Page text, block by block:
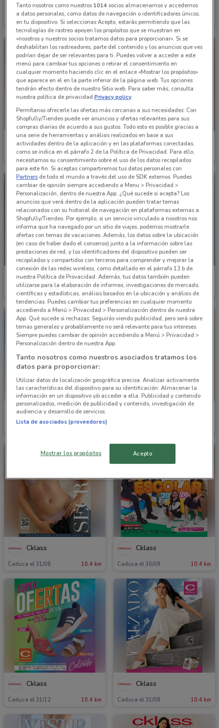
Cklass
Caduca el 31/08 10.4 km
Cklass
Caduca el 31/12
Cklass
Caduca el 31/08 10.4 km
PRÓXIMAMENTE
Cklass
Inicio 01/12 10.4 km
PRÓXIMAMENTE
Price Shoes
Inicio 01/09 4.2 km
PRÓXIMAMENTE
Price Shoes
Inicio 01/09 4.2 km
Cklass
Cklass
Caduca el 31/08 10.4 km
Cklass
Caduca el 30/09 10.4 km
Cklass
Caduca el 31/12 10.4 km
Cklass
Caduca el 31/08 10.4 km
Tanto nosotros como nuestros 1014socios almacenamos y accedemos
a datos personales, como datos de navegación o identificadores únicos,
en tu dispositivo. Si seleccionas Acepto, estarás permitiendo que las
tecnologías de rastreo apoyen los propósitos que se muestran en
«nosotros y nuestros socios tratamos datos para proporcionar». Si se
deshabilitan los rastreadores, parte del contenido y los anuncios que ves
podrían dejar de ser relevantes para ti. Puedes volver a acceder a este
menú para cambiar tus opciones o retirar el consentimiento en
cualquier momento haciendo clic en el enlace «Mostrar los propósitos»
que aparece en el en la parte inferior de la página web. Tus opciones
tendrán efecto dentro de nuestro Sitio web. Para saber más, consulta
nuestra política de privacidad.Privacy policy
Permítanos ofrecerle las ofertas más cercanas a sus necesidades: Con
Shopfully/Tiendeo puede ver anuncios y ofertas relevantes para sus
compras diarias de acuerdo a sus gustos. Todo esto es posible gracias a
una serie de herramientas y análisis realizados en base a sus
actividades dentro de la aplicación y en las plataformas conectadas,
como se indica en el párrafo 2 de la Política de Privacidad. Para ello,
necesitamos su consentimiento sobre el uso de los datos recopilados
para este fin. Si aceptas compartiremos tus datos personales con
Partners de todo el mundo a través del uso de SDK externos. Puedes
cambiar de opinión siempre accediendo a Menu > Privacidad >
Personalización, dentro de nuestra App. ¿Qué sucede si acepta? Los
anuncios que verá dentro de la aplicación pueden tratar temas
relacionados con su historial de navegación en plataformas externas a
Shopfully/Tiendeo. Por ejemplo, si un servicio vinculado a nosotros nos
informa que ha navegado por un sitio de viajes, podemos mostrarle
ofertas con temas de vacaciones. Además, los datos sobre la ubicación
(en caso de haber dado el consenso) junto a la información sobre las
prestaciones de red, y los identificadores del dispositivo pueden ser
recopilados y compartidos con terceros para comprender y mejorar la
conexión de las redes wireless, como detallado en el párrafo 13.b de
nuestra Política de Provacidad. Además, tus datos también pueden
utilizarse para la elaboración de informes, investigaciones de mercado,
científicas y estadísticas, análisis basados en la ubicación y análisis de
tendencias. Puedes cambiar tus preferencias en cualquier momento
accediendo a Menú > Privacidad > Personalización dentro de nuestra
App. Qué sucede si rechazas: Seguirás viendo publicidad, pero será sobre
temas generales y probablemente no será relevante para tus intereses.
Siempre puedes cambiar de opinión accediendo a Menú > Privacidad >
Personalización dentro de nuestra App.
Tanto nosotros como nuestros asociados tratamos los
datos para proporcionar:
Utilizar datos de localización geográfica precisa. Analizar activamente
las características del dispositivo para su identificación. Almacenar la
información en un dispositivo y/o acceder a ella. Publicidad y contenido
personalizados, medición de publicidad y contenido, investigación de
audiencia y desarrollo de servicios.
Lista de asociados (proveedores)
Mostrar los propósitos Acepto